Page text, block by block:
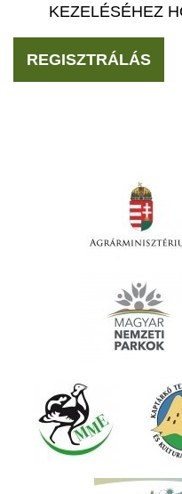
KEZELÉSÉHEZ
REGISZTRÁLÁS